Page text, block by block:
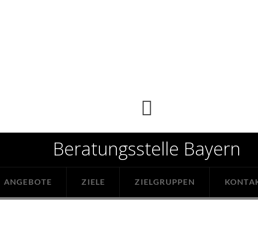
Beratungsstelle Bayern
ANGEBOTE ZIELE ZIELGRUPPEN